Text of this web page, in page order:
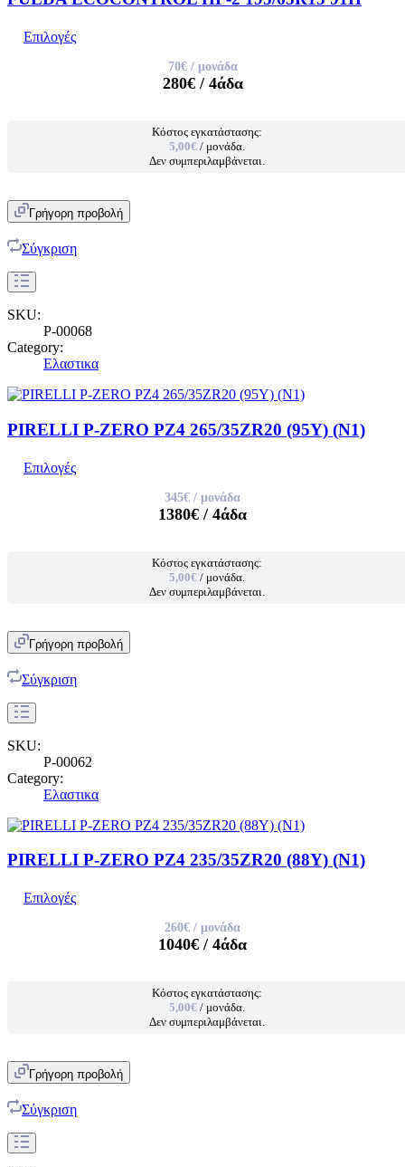
Επιλογές
70€/ μονάδα
280€/ 4άδα
Κόστος εγκατάστασης:
5,00€ / μονάδα.
Δεν συμπεριλαμβάνεται.
Γρήγορη προβολή
Σύγκριση
SKU:
P-00068
Category:
Ελαστικα
PIRELLI P-ZERO PZ4 265/35ZR20 (95Y) (N1)
Επιλογές
345€ / μονάδα
1380€ / 4άδα
Κόστος εγκατάστασης:
5,00€ / μονάδα.
Δεν συμπεριλαμβάνεται.
Γρήγορη προβολή
Σύγκριση
SKU:
P-00062
Category:
Ελαστικα
PIRELLI P-ZERO PZ4 235/35ZR20 (88Y) (N1)
Επιλογές
260€ / μονάδα
1040€ / 4άδα
Κόστος εγκατάστασης:
5,00€ / μονάδα.
Δεν συμπεριλαμβάνεται.
Γρήγορη προβολή
Σύγκριση